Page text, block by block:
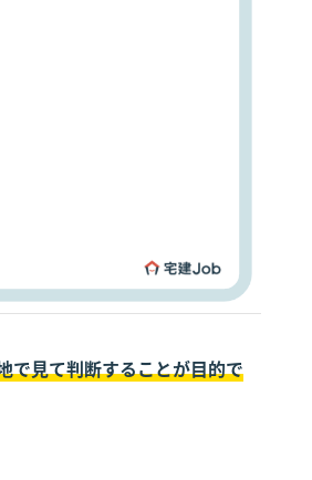
で見て判断することが目的で